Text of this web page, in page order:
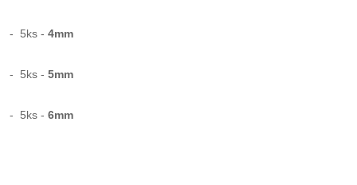
- 5ks - 4mm
- 5ks - 5mm
- 5ks - 6mm